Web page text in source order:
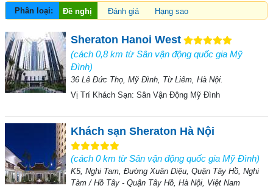
Phân loại: Đề nghị Đánh giá Hạng sao
Sheraton Hanoi West
(cách 0,8 km từ Sân vận động quốc gia Mỹ
Đình)
36 Lê Đức Thọ, Mỹ Đình, Từ Liêm, Hà Nội.
Vị Trí Khách Sạn: Sân Vận Động Mỹ Đình
Khách sạn Sheraton Hà Nội
(cách 0 km từ Sân vận động quốc gia Mỹ Đình)
K5, Nghi Tam, Đường Xuân Diệu, Quận Tây Hồ, Nghi
Tàm / Hồ Tây - Quận Tây Hồ, Hà Nội, Việt Nam